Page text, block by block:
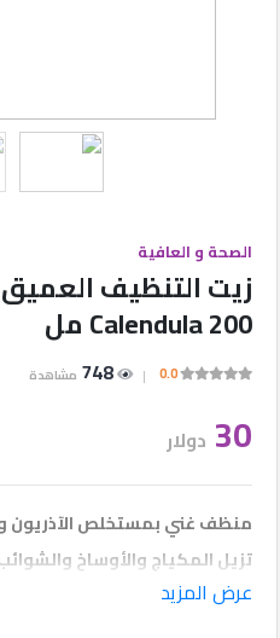
بنا
إعلانات
المنتدى
الصحة و العافية
Calendula 200 مل
0.0
748 مشاهدة
30 دولار
منظف ​​غني بمستخلص الآذريون
تزيل المكياج والأوساخ
واحدة.
عرض المزيد